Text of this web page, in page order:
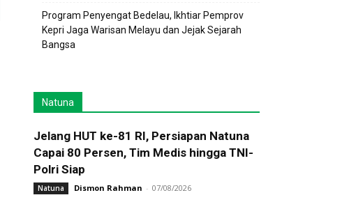
Program Penyengat Bedelau, Ikhtiar Pemprov
Kepri Jaga Warisan Melayu dan Jejak Sejarah
Bangsa
Natuna
Jelang HUT ke-81 RI, Persiapan Natuna
Capai 80 Persen, Tim Medis hingga TNI-
Polri Siap
Natuna Dismon Rahman - 07/08/2026